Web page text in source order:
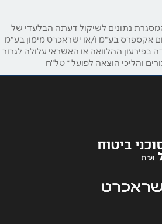
ל...
נתונים לשיקול דעתה הבלעדי של
אקספרס בע"מ ו/או ישראכרט מימון בע"מ
בפירעון ההלוואה או האשראי עלולה לגרור
והליכי הוצאה לפועל * טל"ח